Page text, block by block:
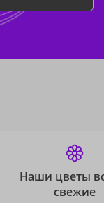
Наши цветы
свежие